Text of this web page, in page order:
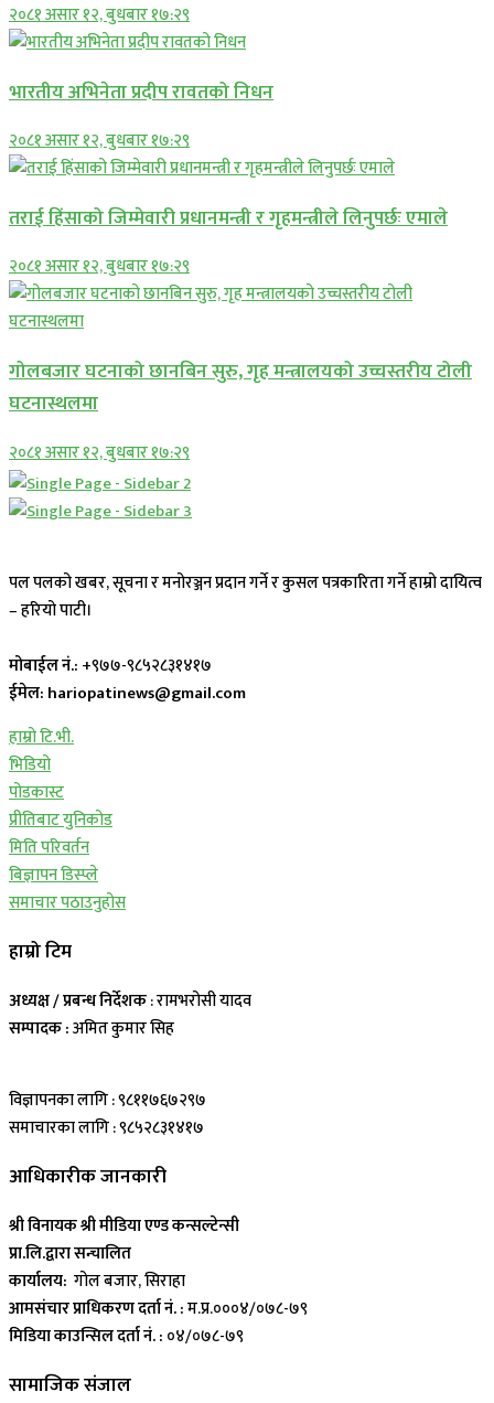
२०८१ असार १२, बुधबार १७:२९
भारतीय अभिनेता प्रदीप रावतको निधन
२०८१ असार १२, बुधबार १७:२९
तराई हिंसाको जिम्मेवारी प्रधानमन्त्री र गृहमन्त्रीले लिनुपर्छः एमाले
२०८१ असार १२, बुधबार १७:२९
गोलबजार घटनाको छानबिन सुरु, गृह मन्त्रालयको उच्चस्तरीय टोली
घटनास्थलमा
२०८१ असार १२, बुधबार १७:२९
पल पलको खबर, सूचना र मनोरञ्जन प्रदान गर्ने र कुसल पत्रकारिता गर्ने हाम्रो दायित्व
– हरियो पाटी।
मोबाईल नं.: +९७७-९८५२८३१४१७
ईमेल: hariopatinews@gmail.com
हाम्रो टि.भी.
भिडियो
पोडकास्ट
प्रीतिबाट युनिकोड
मिति परिवर्तन
बिज्ञापन डिस्प्ले
समाचार पठाउनुहोस
हाम्रो टिम
अध्यक्ष / प्रबन्ध निर्देशक: रामभरोसी यादव
सम्पादक :अमित कुमार सिह
विज्ञापनका लागि : ९८११७६७२९७
समाचारका लागि : ९८५२८३१४१७
आधिकारीक जानकारी
श्री विनायक श्री मीडिया एण्ड कन्सल्टेन्सी
प्रा.लि.द्वारा सन्चालित
कार्यालय: गोल बजार, सिराहा
आमसंचार प्राधिकरण दर्ता नं. :म.प्र.०००४/०७८-७९
मिडिया काउन्सिल दर्ता नं. : ०४/०७८-७९
सामाजिक संजाल